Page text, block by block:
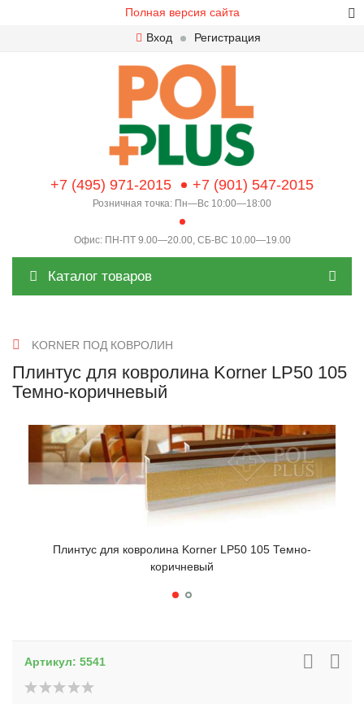
Полная версия сайта
Вход
Регистрация
+7 (495) 971-2015 +7 (901) 547-2015
Розничная точка: Пн—Вс 10:00—18:00
Офис: ПН-ПТ 9.00—20.00, СБ-ВС 10.00—19.00
Каталог товаров
KORNER ПОД КОВРОЛИН
Плинтус для ковролина Korner LP50 105
Темно-коричневый
Плинтус для ковролина Korner LP50 105 Темно-
коричневый
Артикул: 5541